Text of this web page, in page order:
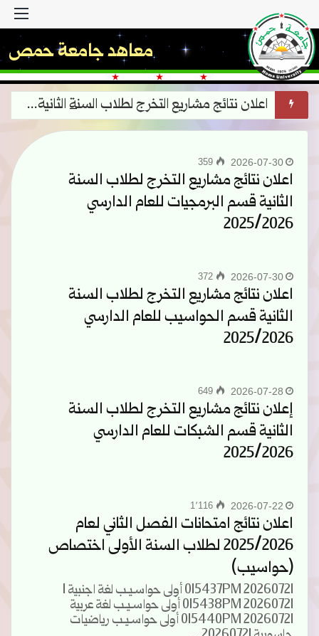
معاهد جامعة حمص
اعلان نتائج مشاريع التخرج لطلاب السنة الثانية قسم البرمجيات للعام الدارسي 2025/2026
2026-07-30
اعلان نتائج مشاريع التخرج لطلاب السنة
الثانية قسم البرمجيات للعام الدارسي
2025/2026
2026-07-30
اعلان نتائج مشاريع التخرج لطلاب السنة
الثانية قسم الحواسيب للعام الدارسي
2025/2026
2026-07-28
إعلان نتائج مشاريع التخرج لطلاب السنة
الثانية قسم الشبكات للعام الدارسي
2025/2026
2026-07-22
اعلان نتائج امتحانات الفصل الثاني لعام
2025/2026 لطلاب السنة الأولى اختصاص
(حواسيب)
20260721 015437PM أولى حواسـيـب لغة اجنبية 1
20260721 015438PM أولى حواسـيـب لغة عربية
20260721 015440PM أولى حواسـيـب رياضيات